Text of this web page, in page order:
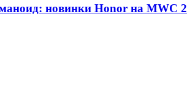
новинки Honor на MWC